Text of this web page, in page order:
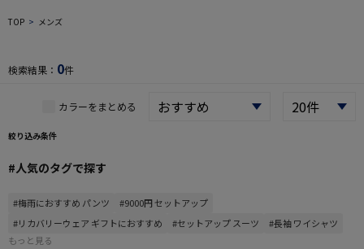
TOP メンズ
検索結果： 0件
カラーをまとめる
絞り込み条件
#人気のタグで探す
#梅雨におすすめ パンツ
#9000円 セットアップ
#リカバリーウェア ギフトにおすすめ
#セットアップ スーツ
#長袖 ワイシャツ
もっと見る